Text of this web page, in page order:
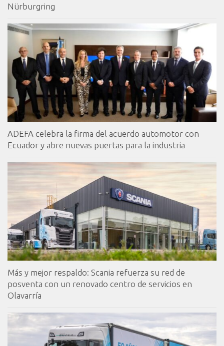
Nürburgring
ADEFA celebra la firma del acuerdo automotor con
Ecuador y abre nuevas puertas para la industria
Más y mejor respaldo: Scania refuerza su red de
posventa con un renovado centro de servicios en
Olavarría